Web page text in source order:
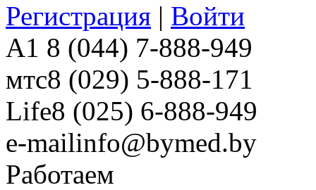
Регистрация | Войти
A1 8 (044) 7-888-949
мтс8 (029) 5-888-171
Life8 (025) 6-888-949
e-mailinfo@bymed.by
Работаем